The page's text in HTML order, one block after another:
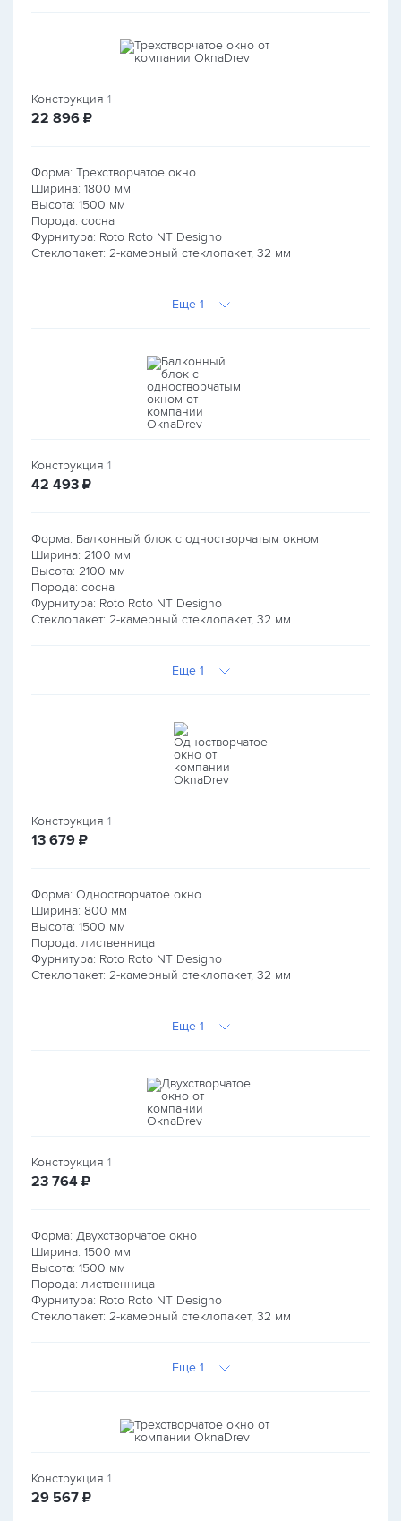
Конструкция 1
22 896 руб.
₽
Форма: Трехстворчатое окно
Ширина: 1800 мм
Высота: 1500 мм
Порода: сосна
Фурнитура: Roto Roto NT Designo
Стеклопакет: 2-камерный стеклопакет, 32 мм
Еще 1
Конструкция 1
42 493 руб.
₽
Форма: Балконный блок с одностворчатым окном
Ширина: 2100 мм
Высота: 2100 мм
Порода: сосна
Фурнитура: Roto Roto NT Designo
Стеклопакет: 2-камерный стеклопакет, 32 мм
Еще 1
Конструкция 1
13 679 руб.
₽
Форма: Одностворчатое окно
Ширина: 800 мм
Высота: 1500 мм
Порода: лиственница
Фурнитура: Roto Roto NT Designo
Стеклопакет: 2-камерный стеклопакет, 32 мм
Еще 1
Конструкция 1
23 764 руб.
₽
Форма: Двухстворчатое окно
Ширина: 1500 мм
Высота: 1500 мм
Порода: лиственница
Фурнитура: Roto Roto NT Designo
Стеклопакет: 2-камерный стеклопакет, 32 мм
Еще 1
Конструкция 1
29 567 руб.
₽